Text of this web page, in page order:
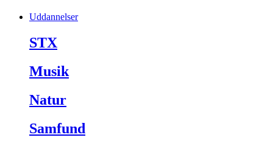
Uddannelser
STX
Musik
Natur
Samfund